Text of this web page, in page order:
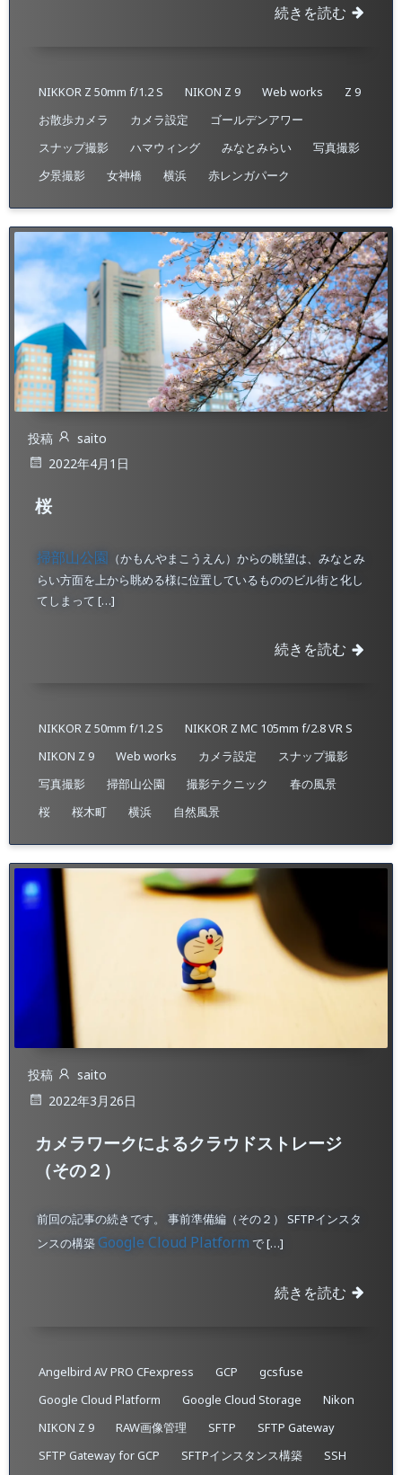
続きを読む
NIKKOR Z 50mm f/1.2 S NIKON Z 9 Web works
Z 9
お散歩カメラ
カメラ設定
ゴールデンアワー
スナップ撮影
ハマウィング みなとみらい
写真撮影
夕景撮影
女神橋 横浜 赤レンガパーク
投稿
saito
2022年4月1日
桜
掃部山公園 （かもんやまこうえん）からの眺望は、みなとみ
らい方面を上から眺める様に位置しているもののビル街と化し
てしまって […]
続きを読む
NIKKOR Z 50mm f/1.2 S
NIKKOR Z MC 105mm f/2.8 VR S
NIKON Z 9
Web works カメラ設定
スナップ撮影
写真撮影
掃部山公園 撮影テクニック
春の風景
桜
桜木町 横浜 自然風景
投稿
saito
2022年3月26日
カメラワークによるクラウドストレージ
（その２）
前回の記事の続きです。 事前準備編（その２） SFTPインスタ
ンスの構築 Google Cloud Platform で […]
続きを読む
Angelbird AV PRO CFexpress GCP
gcsfuse
Google Cloud Platform
Google Cloud Storage
Nikon
NIKON Z 9
RAW画像管理 SFTP
SFTP Gateway
SFTP Gateway for GCP
SFTPインスタンス構築
SSH